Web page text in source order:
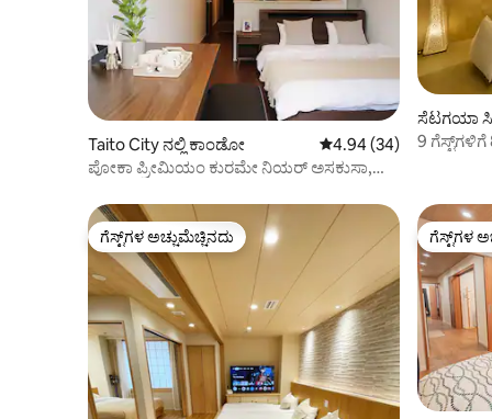
Taito City ನಲ್ಲಿ ಕಾಂಡೋ 5 ರಲ್ಲಿ 4.94 ಸರಾಸರಿ
4.94 (34)
ಪೋಕಾ ಪ್ರೀಮಿಯಂ ಕುರಮೇ ನಿಯರ್ ಅಸಕುಸಾ,
ಸೆಟಗಯಾ
9
ಗೆಸ್ಟ್‌ಗಳ ಅಚ್ಚುಮೆಚ್ಚಿನದು
ಗೆಸ್ಟ್‌ಗಳ ಅಚ್ಚುಮೆಚ್ಚಿನದು ಗೆಸ್ಟ್‌ಗಳ
ಗೆಸ್ಟ್‌ಗಳ